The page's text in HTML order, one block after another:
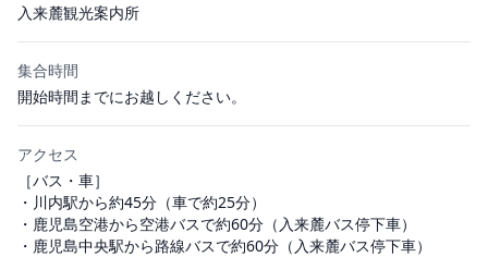
入来麓観光案内所
集合時間
開始時間までにお越しください。
アクセス
［バス・車］
・川内駅から約45分（車で約25分）
・鹿児島空港から空港バスで約60分（入来麓バス停下車）
・鹿児島中央駅から路線バスで約60分（入来麓バス停下車）